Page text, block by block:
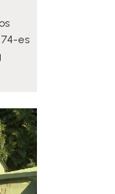
es